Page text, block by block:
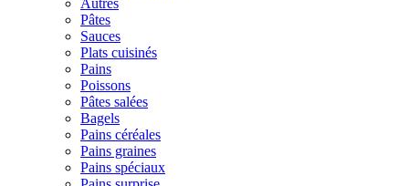
Autres
Pâtes
Sauces
Plats cuisinés
Pains
Poissons
Pâtes salées
Bagels
Pains céréales
Pains graines
Pains spéciaux